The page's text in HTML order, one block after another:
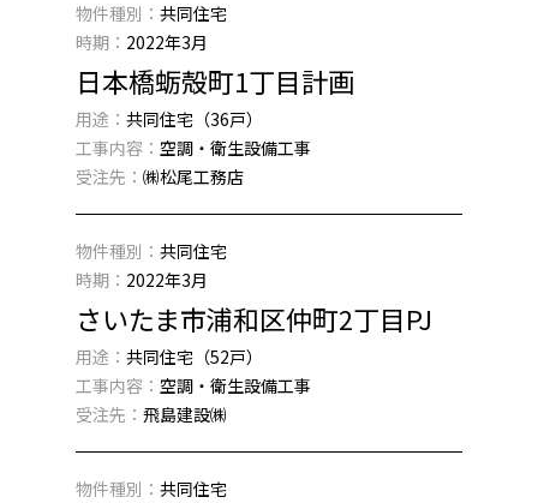
物件種別： 共同住宅
時期： 2022年3月
日本橋蛎殻町1丁目計画
用途： 共同住宅（36戸）
工事内容： 空調・衛生設備工事
受注先： ㈱松尾工務店
物件種別： 共同住宅
時期： 2022年3月
さいたま市浦和区仲町2丁目PJ
用途： 共同住宅（52戸）
工事内容： 空調・衛生設備工事
受注先： 飛島建設㈱
物件種別： 共同住宅